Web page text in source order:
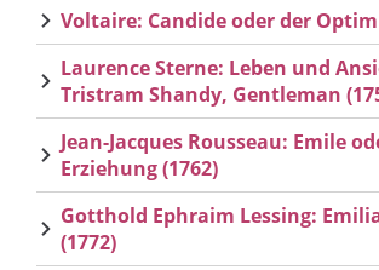
Voltaire: Candide oder der
Laurence Sterne: Leben und
Tristram Shandy, Gentleman
Jean-Jacques Rousseau: Emile
Erziehung (1762)
Gotthold Ephraim Lessing:
(1772)